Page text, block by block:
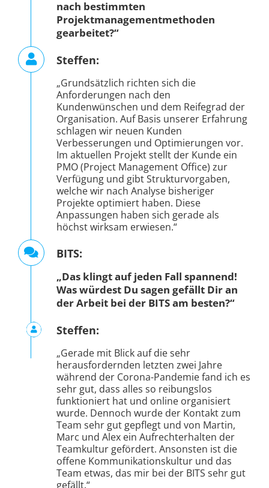
Projektmanagementmethoden
gearbeitet?“
Steffen:
„Grundsätzlich richten sich die
Anforderungen nach den
Kundenwünschen und dem Reifegrad der
Organisation. Auf Basis unserer Erfahrung
schlagen wir neuen Kunden
Verbesserungen und Optimierungen vor.
Im aktuellen Projekt stellt der Kunde ein
PMO (Project Management Office) zur
Verfügung und gibt Strukturvorgaben,
welche wir nach Analyse bisheriger
Projekte optimiert haben. Diese
Anpassungen haben sich gerade als
höchst wirksam erwiesen.“
BITS:
„Das klingt auf jeden Fall spannend!
Was würdest Du sagen gefällt Dir an
der Arbeit bei der BITS am besten?“
Steffen:
„Gerade mit Blick auf die sehr
herausfordernden letzten zwei Jahre
während der Corona-Pandemie fand ich es
sehr gut, dass alles so reibungslos
funktioniert hat und online organisiert
wurde. Dennoch wurde der Kontakt zum
Team sehr gut gepflegt und von Martin,
Marc und Alex ein Aufrechterhalten der
Teamkultur gefördert. Ansonsten ist die
offene Kommunikationskultur und das
Team etwas, das mir bei der BITS sehr gut
gefällt.“